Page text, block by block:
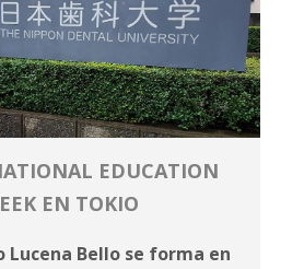
EDUCATION
EN TOKIO
Lucena Bello se forma en